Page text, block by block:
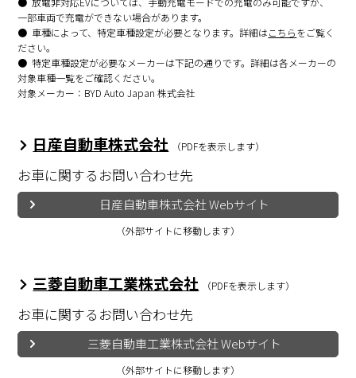
⼀部⾞両で充電ができない場合があります。
車種によって、特定車種設定が必要となります。詳細はこちらをご覧く
ださい。
特定車種設定が必要なメーカーは下記の通りです。詳細は各メーカーの
対象車種一覧をご確認ください。
対象メーカー：BYD Auto Japan 株式会社
日産自動車株式会社 （PDFを表示します）
お車に関するお問い合わせ先
日産自動車株式会社 Webサイト
（外部サイトに移動します）
三菱自動車工業株式会社 （PDFを表示します）
お車に関するお問い合わせ先
三菱自動車工業株式会社 Webサイト
（外部サイトに移動します）